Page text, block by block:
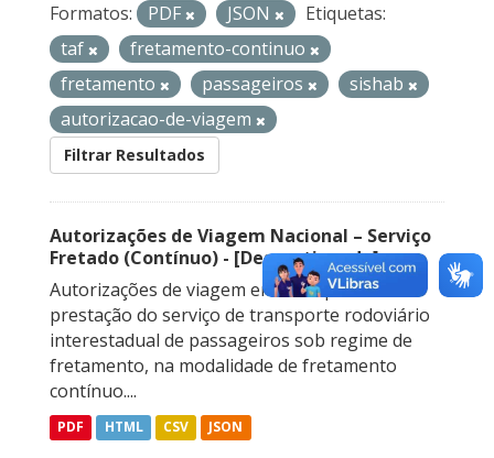
Formatos:
PDF JSON
Etiquetas:
taf
fretamento-continuo
fretamento
passageiros
sishab
autorizacao-de-viagem
Filtrar Resultados
Autorizações de Viagem Nacional – Serviço
Fretado (Contínuo) - [Descontinuado]
Autorizações de viagem emitidas para a
prestação do serviço de transporte rodoviário
interestadual de passageiros sob regime de
fretamento, na modalidade de fretamento
contínuo....
PDF HTML CSV JSON